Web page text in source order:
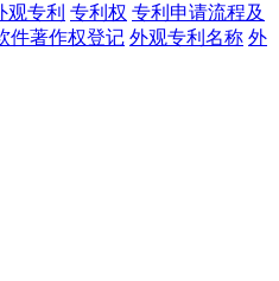
观专利 专利权 专利申请流程及
件著作权登记 外观专利名称 外